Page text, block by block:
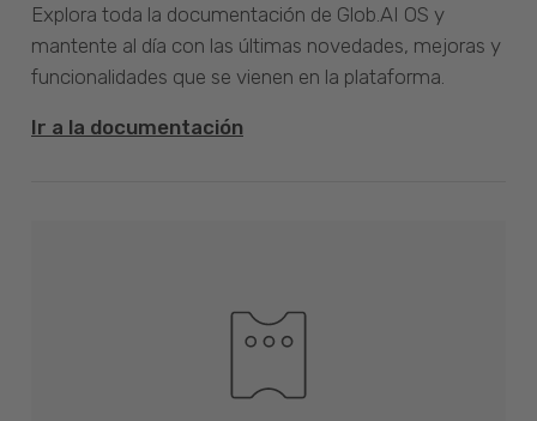
Explora toda la documentación de Glob.AI OS y
mantente al día con las últimas novedades, mejoras y
funcionalidades que se vienen en la plataforma.
Ir a la documentación